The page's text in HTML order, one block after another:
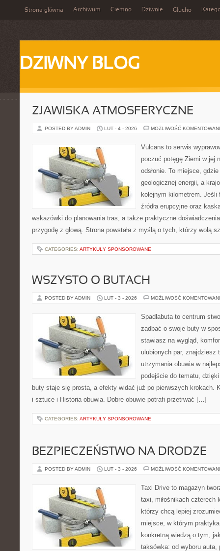
Strona główna Archiwum Ciemno Dziwnie Głucho
DZIWNY BLOG
ZJAWISKA ATMOSFERYCZNE
POSTED BY ADMIN LUT - 4 - 2026 MOŻLIWOŚĆ
Vulcans to serwis
poczuć potęgę Ziemi w jej
odsłonie. To miejsce,
geologicznej energii, a
kolejnym kilometrem. Jeśli
źródła erupcyjne oraz
wskazówki do planowania tras, a także praktyczne
przygodę z głową. Strona powstała z myślą o tych, którzy wolą
CATEGORIES: ARTYKUŁY SPONSOROWANE
WSZYSTO O BUTACH
POSTED BY ADMIN LUT - 3 - 2026 MOŻLIWOŚĆ
Spadlabuta to centrum
zadbać o swoje buty w
stawiasz na wygląd,
ulubionych par, znajdziesz
utrzymania obuwia w
podejście do tematu,
buty staje się prosta, a efekty widać już po pierwszych krokach.
i sztuce i Historia obuwia. Dobre obuwie potrafi przetrwać […]
CATEGORIES: ARTYKUŁY SPONSOROWANE
BEZPIECZEŃSTWO NA DRODZE
POSTED BY ADMIN LUT - 3 - 2026 MOŻLIWOŚĆ
Taxi Drive to magazyn
taxi, miłośnikach czterech
którzy chcą lepiej
miejsce, w którym
konkretną wiedzą o tym,
taksówka: od wyboru